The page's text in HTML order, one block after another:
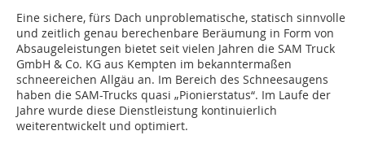
Eine sichere, fürs Dach unproblematische, statisch sinnvolle
und zeitlich genau berechenbare Beräumung in Form von
Absaugeleistungen bietet seit vielen Jahren die SAM Truck
GmbH & Co. KG aus Kempten im bekanntermaßen
schneereichen Allgäu an. Im Bereich des Schneesaugens
haben die SAM-Trucks quasi „Pionierstatus“. Im Laufe der
Jahre wurde diese Dienstleistung kontinuierlich
weiterentwickelt und optimiert.